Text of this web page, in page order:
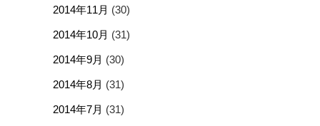
2014年11月 (30)
2014年10月 (31)
2014年9月 (30)
2014年8月 (31)
2014年7月 (31)